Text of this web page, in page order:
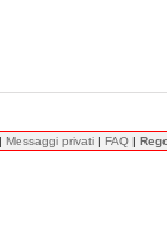
| Messaggi privati | FAQ |